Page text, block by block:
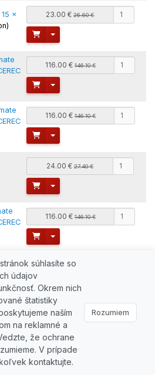
x
23.00 €26.60 €
Toggle Dropdown
116.00 €146.10 €
Toggle Dropdown
116.00 €146.10 €
Toggle Dropdown
24.00 €27.40 €
Toggle Dropdown
116.00 €146.10 €
Toggle Dropdown
116.00 €146.10 €
Toggle Dropdown
116.00 €
Toggle Dropdown
116.00 €
súhlasíte so
údajov
Okrem nich
štatistiky
naším
na reklamné a
že ochrane
V prípade
kontaktujte.
Rozumiem